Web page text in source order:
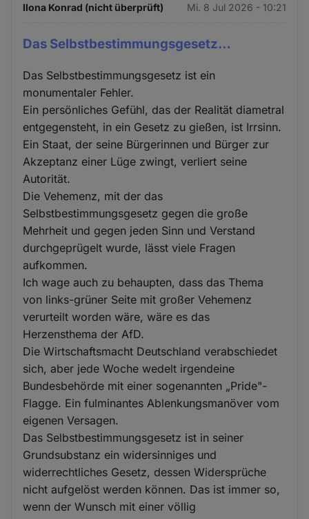
Ilona Konrad (nicht überprüft) Mi. 8 Jul 2026 - 10:21
Das Selbstbestimmungsgesetz…
Das Selbstbestimmungsgesetz ist ein
monumentaler Fehler.
Ein persönliches Gefühl, das der Realität diametral
entgegensteht, in ein Gesetz zu gießen, ist Irrsinn.
Ein Staat, der seine Bürgerinnen und Bürger zur
Akzeptanz einer Lüge zwingt, verliert seine
Autorität.
Die Vehemenz, mit der das
Selbstbestimmungsgesetz gegen die große
Mehrheit und gegen jeden Sinn und Verstand
durchgeprügelt wurde, lässt viele Fragen
aufkommen.
Ich wage auch zu behaupten, dass das Thema
von links-grüner Seite mit großer Vehemenz
verurteilt worden wäre, wäre es das
Herzensthema der AfD.
Die Wirtschaftsmacht Deutschland verabschiedet
sich, aber jede Woche wedelt irgendeine
Bundesbehörde mit einer sogenannten „Pride"-
Flagge. Ein fulminantes Ablenkungsmanöver vom
eigenen Versagen.
Das Selbstbestimmungsgesetz ist in seiner
Grundsubstanz ein widersinniges und
widerrechtliches Gesetz, dessen Widersprüche
nicht aufgelöst werden können. Das ist immer so,
wenn der Wunsch mit einer völlig